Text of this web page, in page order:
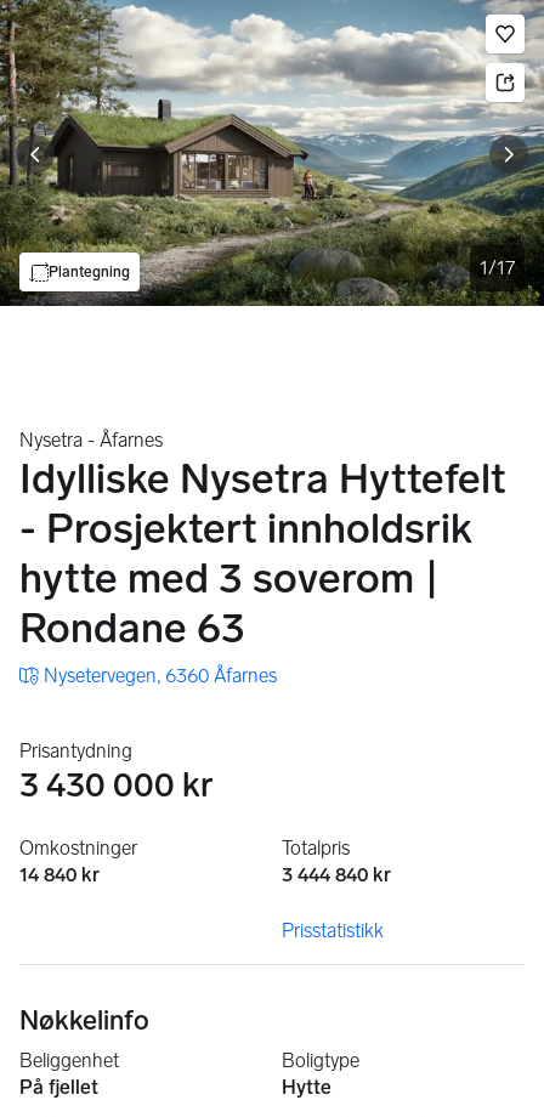
Gå til annonsen
Bildegalleri
1/17
Plantegning
Nysetra - Åfarnes
Idylliske Nysetra Hyttefelt
- Prosjektert innholdsrik
hytte med 3 soverom |
Rondane 63
Nysetervegen, 6360 Åfarnes
Prisantydning
3 430 000 kr
Omkostninger
14 840 kr
Totalpris
3 444 840 kr
Prisstatistikk
Nøkkelinfo
Beliggenhet
På fjellet
Boligtype
Hytte